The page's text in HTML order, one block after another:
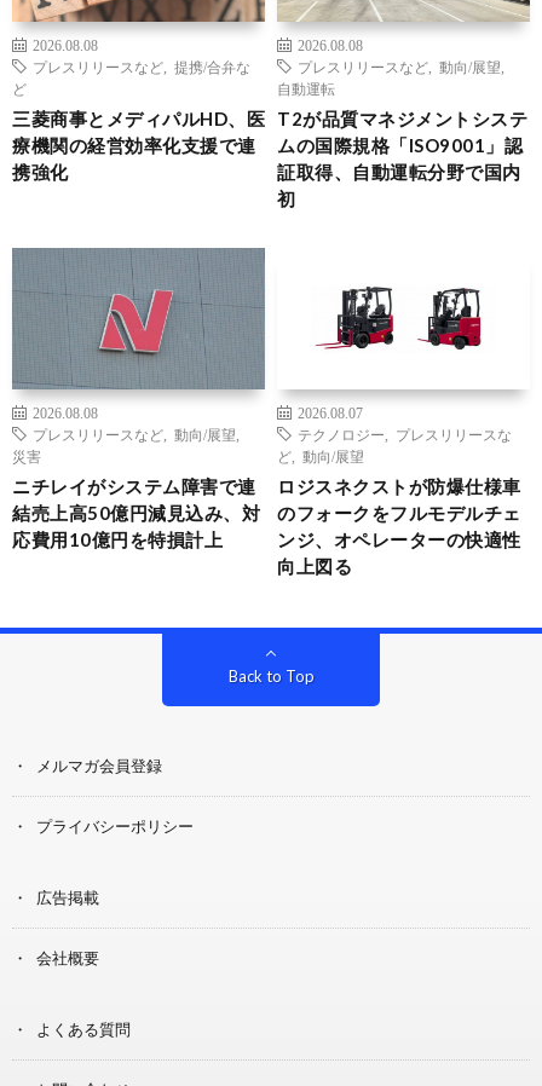
2026.08.08
プレスリリースなど
提携/合弁な
ど
三菱商事とメディパルHD、医
療機関の経営効率化支援で連
携強化
2026.08.08
プレスリリースなど
動向/展望
自動運転
T2が品質マネジメントシステ
ムの国際規格「ISO9001」認
証取得、自動運転分野で国内
初
2026.08.08
プレスリリースなど
動向/展望
災害
ニチレイがシステム障害で連
結売上高50億円減見込み、対
応費用10億円を特損計上
2026.08.07
テクノロジー
プレスリリースな
ど
動向/展望
ロジスネクストが防爆仕様車
のフォークをフルモデルチェ
ンジ、オペレーターの快適性
向上図る
Back to Top
メルマガ会員登録
プライバシーポリシー
広告掲載
会社概要
よくある質問